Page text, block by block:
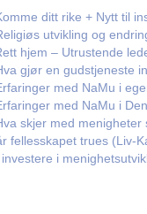
ditt rike + Nytt til
utvikling og
hjem – Utrustende
gjør en gudstjeneste
med NaMu i
med NaMu i
skjer med
fellesskapet trues (Liv-
i